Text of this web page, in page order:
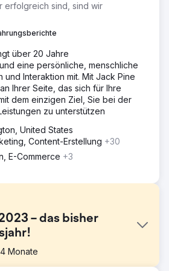
erfolgreich sind, sind wir
über 20 Jahre
eine persönliche, menschliche
Interaktion mit. Mit Jack Pine
Ihrer Seite, das sich für Ihre
dem einzigen Ziel, Sie bei der
zu unterstützen
United States
Content-Erstellung +30
E-Commerce +3
– das bisher
Monate